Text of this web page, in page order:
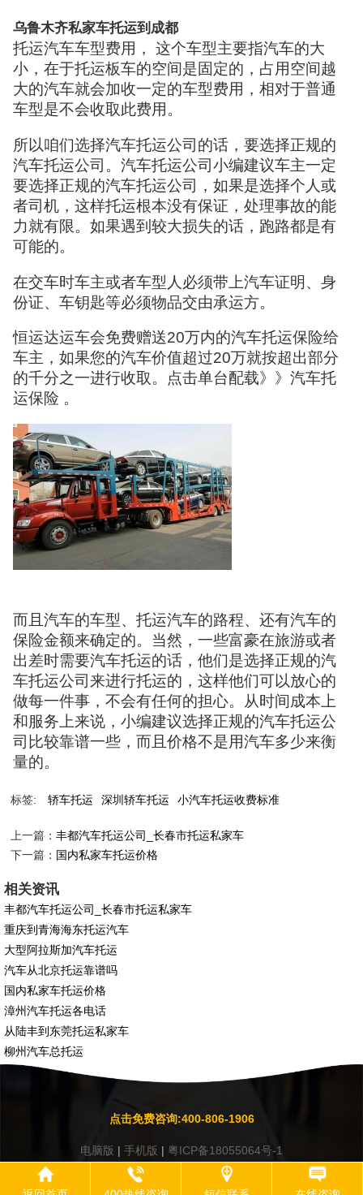
乌鲁木齐私家车托运到成都
托运汽车车型费用， 这个车型主要指汽车的大
小，在于托运板车的空间是固定的，占用空间越
大的汽车就会加收一定的车型费用，相对于普通
车型是不会收取此费用。
所以咱们选择汽车托运公司的话，要选择正规的
汽车托运公司。汽车托运公司小编建议车主一定
要选择正规的汽车托运公司，如果是选择个人或
者司机，这样托运根本没有保证，处理事故的能
力就有限。如果遇到较大损失的话，跑路都是有
可能的。
在交车时车主或者车型人必须带上汽车证明、身
份证、车钥匙等必须物品交由承运方。
恒运达运车会免费赠送20万内的汽车托运保险给
车主，如果您的汽车价值超过20万就按超出部分
的千分之一进行收取。点击单台配载》》汽车托
运保险 。
而且汽车的车型、托运汽车的路程、还有汽车的
保险金额来确定的。当然，一些富豪在旅游或者
出差时需要汽车托运的话，他们是选择正规的汽
车托运公司来进行托运的，这样他们可以放心的
做每一件事，不会有任何的担心。从时间成本上
和服务上来说，小编建议选择正规的汽车托运公
司比较靠谱一些，而且价格不是用汽车多少来衡
量的。
标签: 轿车托运 深圳轿车托运 小汽车托运收费标准
上一篇：丰都汽车托运公司_长春市托运私家车
下一篇： 国内私家车托运价格
相关资讯
丰都汽车托运公司_长春市托运私家车
重庆到青海海东托运汽车
大型阿拉斯加汽车托运
汽车从北京托运靠谱吗
国内私家车托运价格
漳州汽车托运各电话
从陆丰到东莞托运私家车
柳州汽车总托运
点击免费咨询:400-806-1906
电脑版 | 手机版 | 粤ICP备18055064号-1